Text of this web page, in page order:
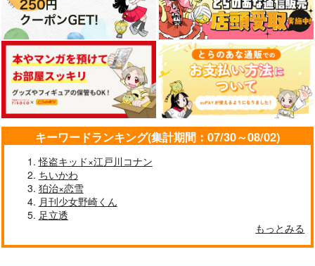
Goodnight Puppy
円 （税込）
五月雨江×村雲江
サンプル
刺激、足りてます？
ZERO
472円（税込）
だいえっとGOGO
こころのこり
作品詳細
キーワードランキング(集計期間：07/30～08/02)
怪盗キッド×江戸川コナン
ちいかわ
狛治×恋雪
月刊少女野崎くん
足立透
もっとみる